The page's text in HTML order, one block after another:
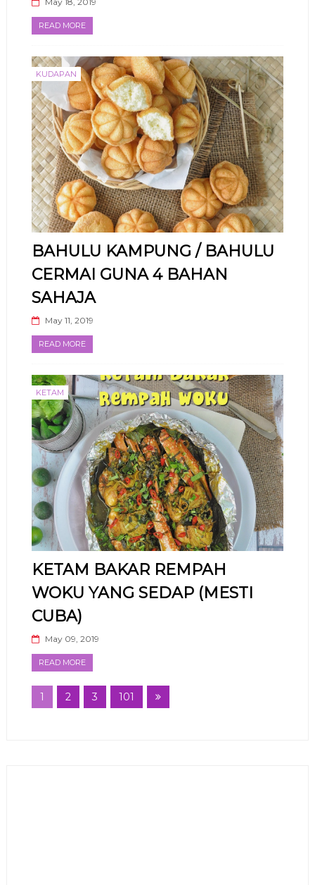
READ MORE
KUDAPAN
BAHULU KAMPUNG / BAHULU
CERMAI GUNA 4 BAHAN
SAHAJA
May 11, 2019
READ MORE
KETAM
KETAM BAKAR REMPAH
WOKU YANG SEDAP (MESTI
CUBA)
May 09, 2019
READ MORE
1 2 3 101